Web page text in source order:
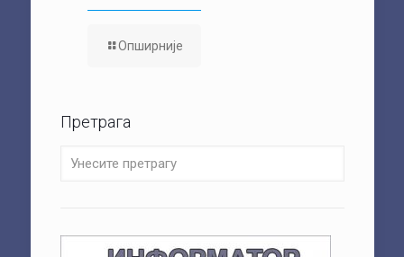
Опширније
Претрага